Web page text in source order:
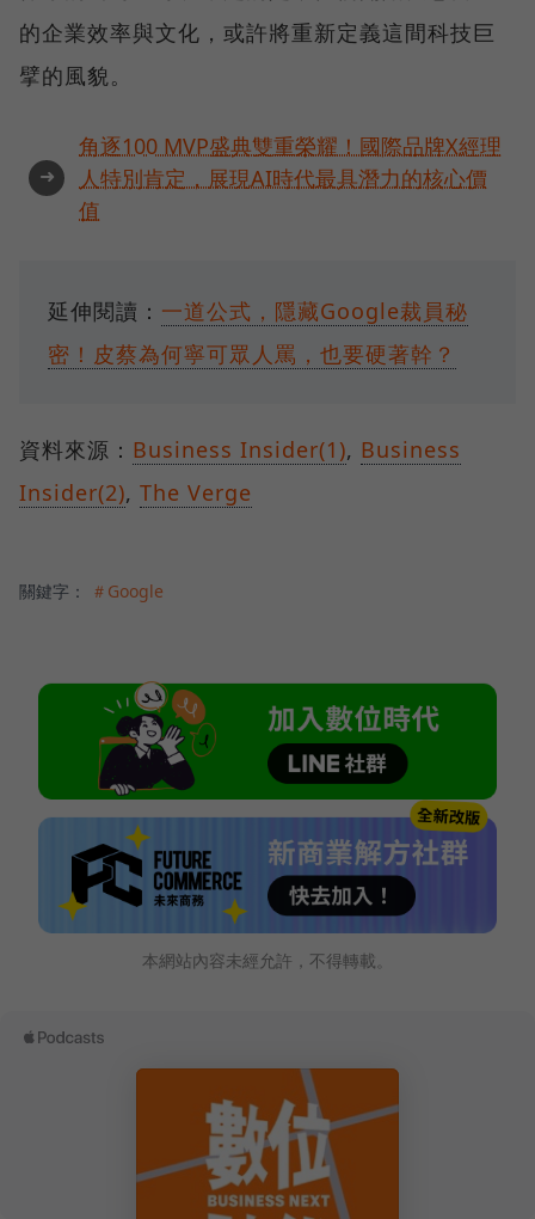
的企業效率與文化，或許將重新定義這間科技巨
擘的風貌。
➜
角逐100 MVP盛典雙重榮耀！國際品牌X經理
人特別肯定，展現AI時代最具潛力的核心價
值
延伸閱讀： 一道公式，隱藏Google裁員秘
密！皮蔡為何寧可眾人罵，也要硬著幹？
資料來源： Business Insider(1), Business
Insider(2), The Verge
關鍵字： ＃Google
本網站內容未經允許，不得轉載。